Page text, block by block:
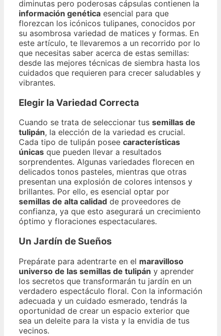
diminutas pero poderosas cápsulas contienen la
información genética esencial para que
florezcan los icónicos tulipanes, conocidos por
su asombrosa variedad de matices y formas. En
este artículo, te llevaremos a un recorrido por lo
que necesitas saber acerca de estas semillas:
desde las mejores técnicas de siembra hasta los
cuidados que requieren para crecer saludables y
vibrantes.
Elegir la Variedad Correcta
Cuando se trata de seleccionar tus semillas de
tulipán, la elección de la variedad es crucial.
Cada tipo de tulipán posee características
únicas que pueden llevar a resultados
sorprendentes. Algunas variedades florecen en
delicados tonos pasteles, mientras que otras
presentan una explosión de colores intensos y
brillantes. Por ello, es esencial optar por
semillas de alta calidad de proveedores de
confianza, ya que esto asegurará un crecimiento
óptimo y floraciones espectaculares.
Un Jardín de Sueños
Prepárate para adentrarte en el maravilloso
universo de las semillas de tulipán y aprender
los secretos que transformarán tu jardín en un
verdadero espectáculo floral. Con la información
adecuada y un cuidado esmerado, tendrás la
oportunidad de crear un espacio exterior que
sea un deleite para la vista y la envidia de tus
vecinos.